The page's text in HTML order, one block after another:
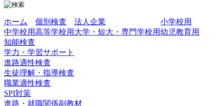
ホーム 個別検査 法人企業
小学校用
中学校用高等学校用 大学・短大・専門学校用幼児教育用
知能検査
学力・学習サポート
進路適性検査
生徒理解・指導検査
職業適性検査
SPI対策
進路・就職関係副教材